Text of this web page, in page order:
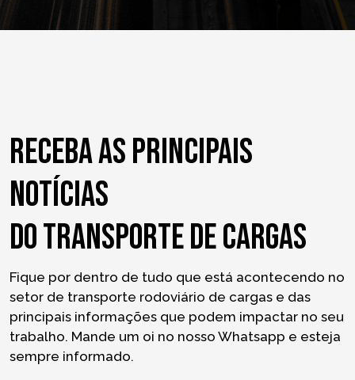
Receba as principais
notícias
do transporte de cargas
Fique por dentro de tudo que está acontecendo no
setor de transporte rodoviário de cargas e das
principais informações que podem impactar no seu
trabalho. Mande um oi no nosso Whatsapp e esteja
sempre informado.